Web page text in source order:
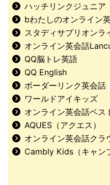
ハッチリンクジュニア
bわたしのオンライン
スタディサプリオンラ
オンライン英会話
QQ脳トレ英語
QQ English
ボーダーリンク英会話
ワールドアイキッズ
オンライン英会話ベス
AQUES（アクエス）
オンライン英会話クラ
Cambly Kids（キャン